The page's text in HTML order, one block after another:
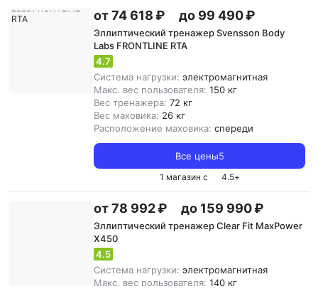
от 74 618 ₽ до 99 490 ₽
Эллиптический тренажер Svensson Body
Labs FRONTLINE RTA
4.7
Система нагрузки: электромагнитная
Макс. вес пользователя: 150 кг
Вес тренажера: 72 кг
Вес маховика: 26 кг
Расположение маховика: спереди
Все цены5
1 магазин с 4.5+
от 78 992 ₽ до 159 990 ₽
Эллиптический тренажер Clear Fit MaxPower
X450
4.5
Система нагрузки: электромагнитная
Макс. вес пользователя: 140 кг